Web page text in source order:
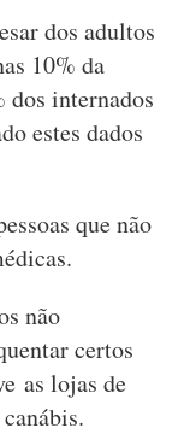
dos adultos
10% da
dos internados
estes dados
que não
não
certos
as lojas de